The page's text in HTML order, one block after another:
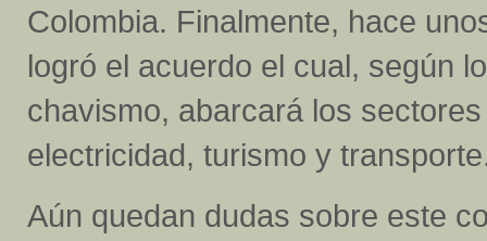
Colombia. Finalmente, hace
logró el acuerdo el cual, según
chavismo, abarcará los
electricidad, turismo y
Aún quedan dudas sobre este